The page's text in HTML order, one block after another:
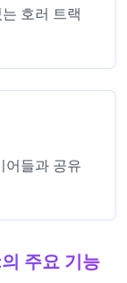
호러 트랙
어들과 공유
주요 기능